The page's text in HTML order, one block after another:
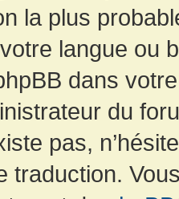
la plus
langue ou
dans
du
pas,
traduction.